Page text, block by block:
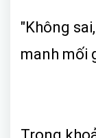
"Không
manh mối